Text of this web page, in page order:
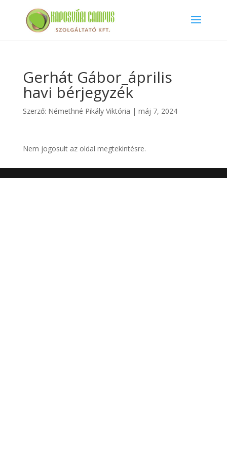
Gerhát Gábor_április
havi bérjegyzék
Szerző: Némethné Pikály Viktória | máj 7, 2024
Nem jogosult az oldal megtekintésre.